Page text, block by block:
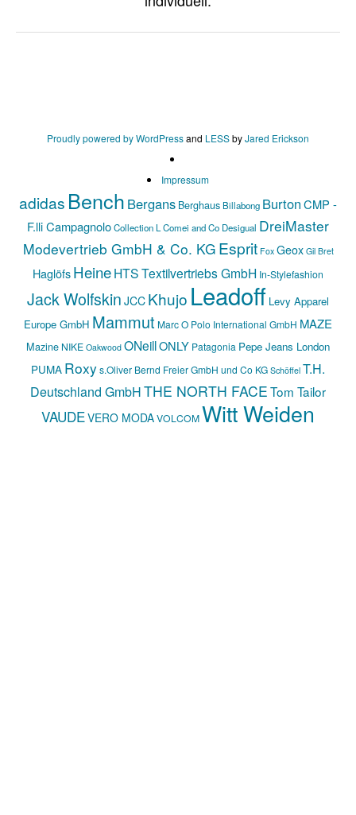
Proudly powered by WordPressand LESSbyJared Erickson
Impressum
adidas Bench Bergans Berghaus Billabong BurtonCMP -
F.lli CampagnoloCollection L Comei and Co Desigual DreiMaster
Modevertrieb GmbH & Co. KG Esprit Fox Geox Gil Bret
HaglöfsHeineHTS Textilvertriebs GmbH In-Stylefashion
Jack Wolfskin JCC Khujo Leadoff Levy Apparel
Europe GmbH Mammut Marc O Polo International GmbH MAZE
Mazine NIKE Oakwood ONeillONLY Patagonia Pepe Jeans London
PUMA Roxys.Oliver Bernd Freier GmbH und Co KG Schöffel T.H.
Deutschland GmbHTHE NORTH FACETom Tailor
VAUDEVERO MODAVOLCOMWitt Weiden